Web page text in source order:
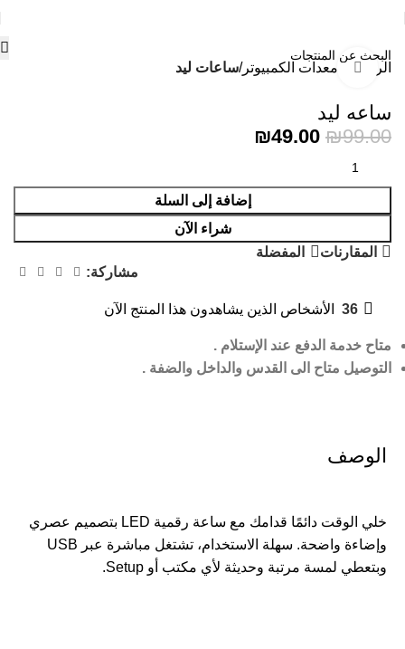
الرئيسية معدات الكمبيوتر ساعات ليدClick to enlarge
ساعه ليد
₪99.00
₪49.00
إضافة إلى السلة
شراء الآن
المقارنات
المفضلة
مشاركة:
36 الأشخاص الذين يشاهدون هذا المنتج الآن
متاح خدمة الدفع عند الإستلام .
التوصيل متاح الى القدس والداخل والضفة .
الوصف
خلي الوقت دائمًا قدامك مع ساعة رقمية LED بتصميم عصري
وإضاءة واضحة. سهلة الاستخدام، تشتغل مباشرة عبر USB
وبتعطي لمسة مرتبة وحديثة لأي مكتب أو Setup.